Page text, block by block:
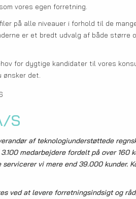
vores egen forretning.
på alle niveauer i forhold til de
er et bredt udvalg af både større
for dygtige kandidater til vores
ønsker det.
S
af teknologiunderstøttede
medarbejdere fordelt på over 160
servicerer vi mere end 39.000 kunder.
ved at levere forretningsindsigt og